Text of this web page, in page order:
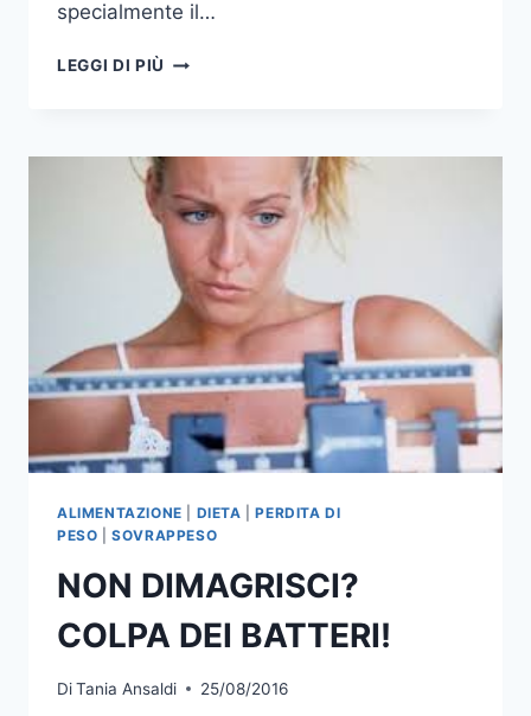
specialmente il…
LEGGI DI PIÙ COSA
ALIMENTAZIONE DIETA |PERDITA DI
PESO |SOVRAPPESO
NON DIMAGRISCI?
COLPA DEI BATTERI!
DiTania Ansaldi 25/08/2016